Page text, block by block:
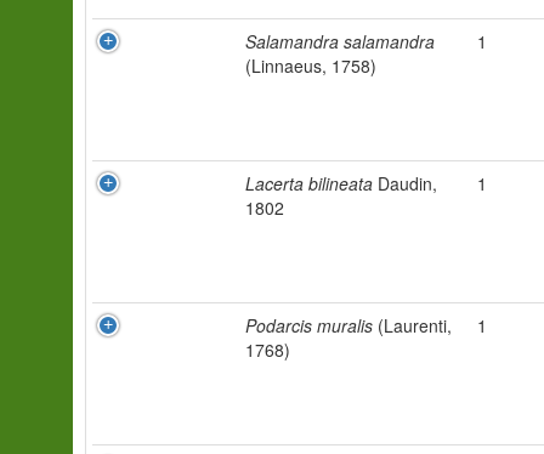
Salamandra salamandra
(Linnaeus, 1758)
1
Lacerta bilineata Daudin,
1802
1
Podarcis muralis (Laurenti,
1768)
1